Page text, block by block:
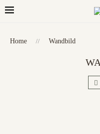
Home // Wandbild